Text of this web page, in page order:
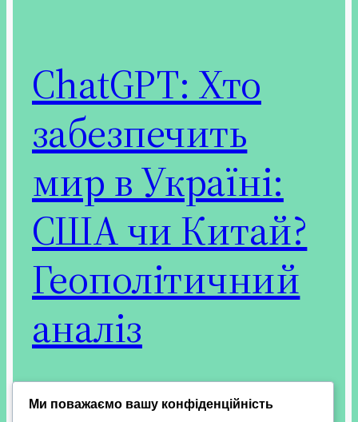
ChatGPT: Хто
забезпечить
мир в Україні:
США чи Китай?
Геополітичний
аналіз
Роль глобальних гравців у завершенні війни та
Ми поважаємо вашу конфіденційність